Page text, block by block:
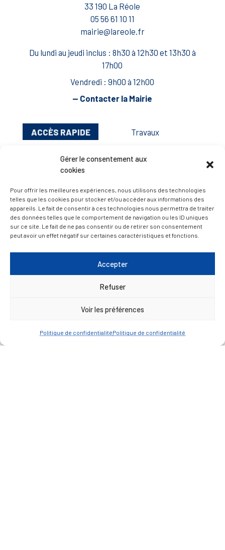
Gérer le consentement aux
cookies
Pour offrir les meilleures expériences, nous utilisons des technologies
telles que les cookies pour stocker et/ou accéder aux informations des
appareils. Le fait de consentir à ces technologies nous permettra de traiter
des données telles que le comportement de navigation ou les ID uniques
sur ce site. Le fait de ne pas consentir ou de retirer son consentement
peut avoir un effet négatif sur certaines caractéristiques et fonctions.
Accepter
Refuser
Voir les préférences
Politique de confidentialitéPolitique de confidentialité
33 190 La Réole
05 56 61 10 11
mairie@lareole.fr
Du lundi au jeudi inclus : 8h30 à 12h30 et 13h30 à
17h00
Vendredi : 9h00 à 12h00
— Contacter la Mairie
ACCÈS RAPIDE
Travaux
Espace agent
— Faire une recherche
A FEUILLETER !